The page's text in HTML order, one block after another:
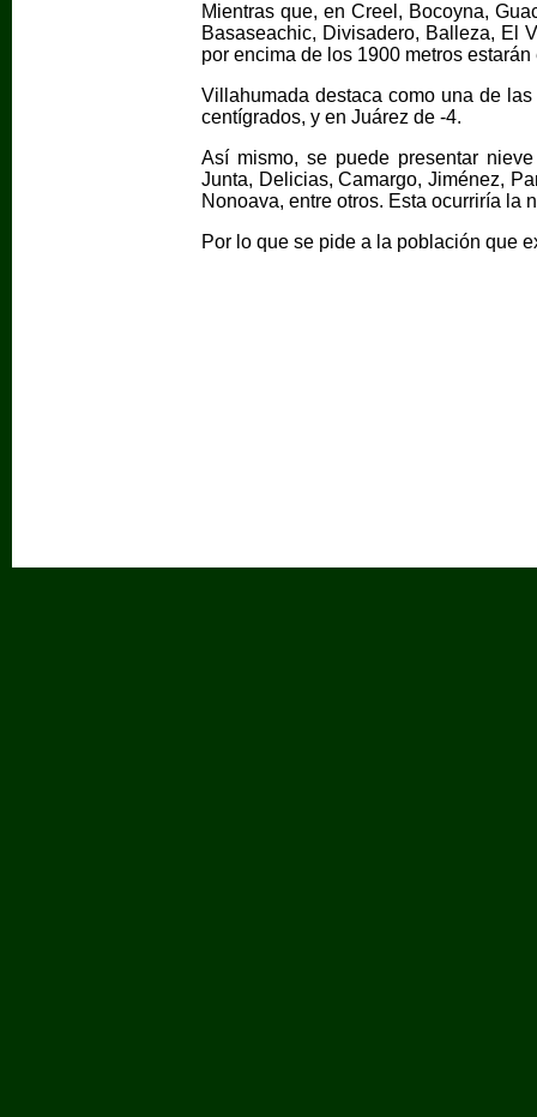
Mientras que, en Creel, Bocoyna,
Basaseachic, Divisadero, Balleza, El
por encima de los 1900 metros
Villahumada destaca como una de
centígrados, y en Juárez de -4.
Así mismo, se puede presentar
Junta, Delicias, Camargo, Jiménez,
Nonoava, entre otros. Esta ocurriría la
Por lo que se pide a la población que